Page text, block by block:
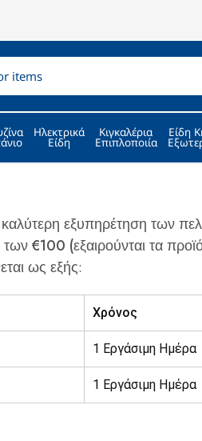
Ηλεκτρικά
Είδη
Κιγκαλέρια
Επιπλοποιία
Είδη
εξυπηρέτηση των
€100 (εξαιρούνται τα
ως εξής:
Χρόνος
1 Εργάσιμη Ημέρα
1 Εργάσιμη Ημέρα